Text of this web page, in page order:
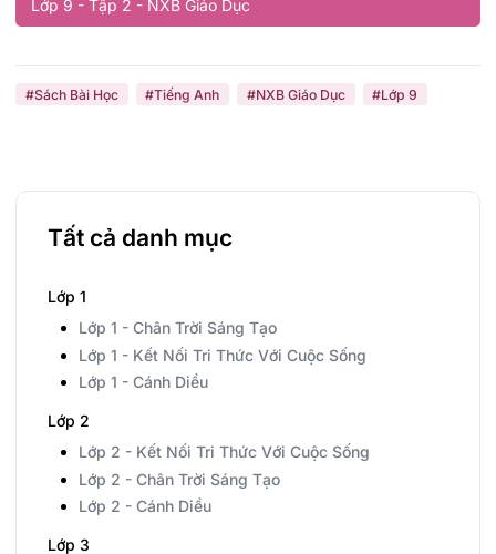
Lớp 9 - Tập 2 - NXB Giáo Dục
#Sách Bài Học #Tiếng Anh #NXB Giáo Dục #Lớp 9
Tất cả danh mục
Lớp 1
Lớp 1 - Chân Trời Sáng Tạo
Lớp 1 - Kết Nối Tri Thức Với Cuộc Sống
Lớp 1 - Cánh Diều
Lớp 2
Lớp 2 - Kết Nối Tri Thức Với Cuộc Sống
Lớp 2 - Chân Trời Sáng Tạo
Lớp 2 - Cánh Diều
Lớp 3